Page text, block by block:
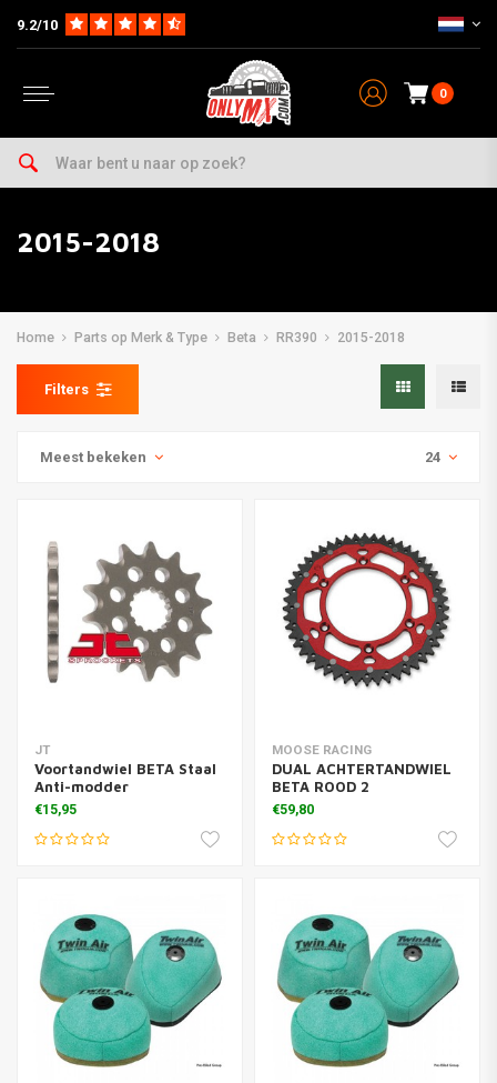
9.2/10
0
2015-2018
Home Parts op Merk & Type Beta RR390 2015-2018
Filters
Meest bekeken 24
JT
Voortandwiel BETA Staal
Anti-modder
€15,95
MOOSE RACING
DUAL ACHTERTANDWIEL
BETA ROOD 2
€59,80